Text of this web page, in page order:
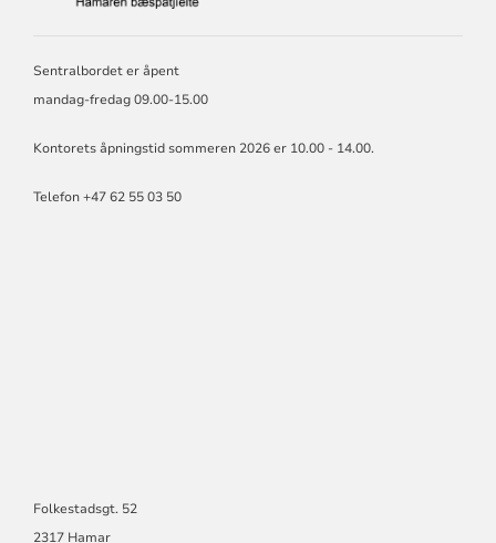
Sentralbordet er åpent
mandag-fredag 09.00-15.00
Kontorets åpningstid sommeren 2026 er 10.00 - 14.00.
Telefon +47 62 55 03 50
Folkestadsgt. 52
2317 Hamar